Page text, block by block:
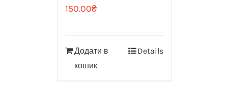
150.00₴
Додати в
кошик
Details